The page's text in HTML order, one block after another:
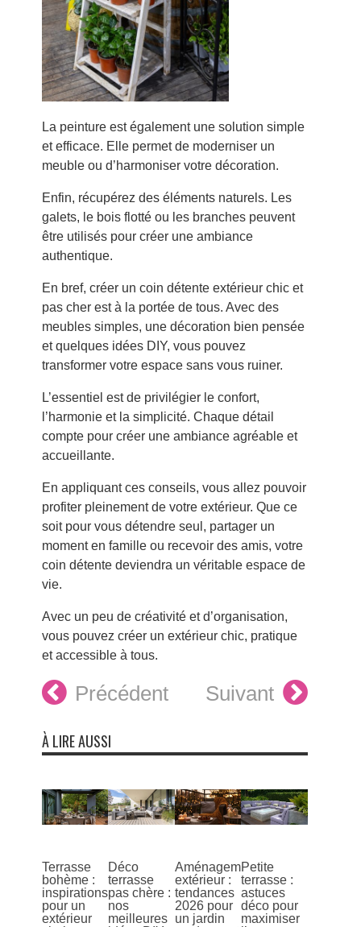
La peinture est également une solution simple
et efficace. Elle permet de moderniser un
meuble ou d’harmoniser votre décoration.
Enfin, récupérez des éléments naturels. Les
galets, le bois flotté ou les branches peuvent
être utilisés pour créer une ambiance
authentique.
En bref, créer un coin détente extérieur chic et
pas cher est à la portée de tous. Avec des
meubles simples, une décoration bien pensée
et quelques idées DIY, vous pouvez
transformer votre espace sans vous ruiner.
L’essentiel est de privilégier le confort,
l’harmonie et la simplicité. Chaque détail
compte pour créer une ambiance agréable et
accueillante.
En appliquant ces conseils, vous allez pouvoir
profiter pleinement de votre extérieur. Que ce
soit pour vous détendre seul, partager un
moment en famille ou recevoir des amis, votre
coin détente deviendra un véritable espace de
vie.
Avec un peu de créativité et d’organisation,
vous pouvez créer un extérieur chic, pratique
et accessible à tous.
Précédent Suivant
À LIRE AUSSI
Terrasse
bohème :
inspirations
pour un
extérieur
Déco
terrasse
pas chère :
nos
meilleures
Aménagement
extérieur :
tendances
2026 pour
un jardin
Petite
terrasse :
astuces
déco pour
maximiser